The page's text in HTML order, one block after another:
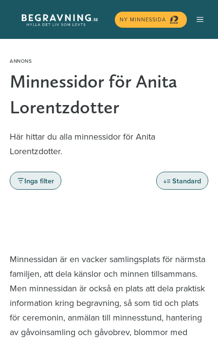
innehåll
NY MINNESSIDA
Minnessidor för Anita
Lorentzdotter
Här hittar du alla minnessidor för Anita
Lorentzdotter.
Inga filter Standard
Minnessidan är en vacker samlingsplats för närmsta
familjen, att dela känslor och minnen tillsammans.
Men minnessidan är också en plats att dela praktisk
information kring begravning, så som tid och plats
för ceremonin, anmälan till minnesstund, hantering
av gåvoinsamling och gåvobrev, blommor med